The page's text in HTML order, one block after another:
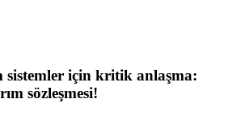
sistemler için kritik anlaşma:
sözleşmesi!